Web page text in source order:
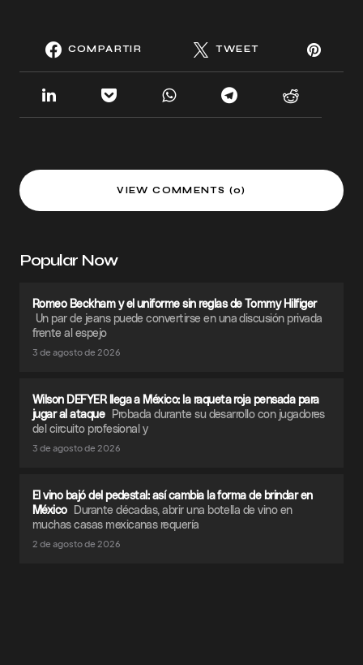
COMPARTIR TWEET
VIEW COMMENTS (0)
Popular Now
Romeo Beckham y el uniforme sin reglas de Tommy Hilfiger
Un par de jeans puede convertirse en una discusión privada
frente al espejo
3 de agosto de 2026
Wilson DEFYER llega a México: la raqueta roja pensada para
jugar al ataque Probada durante su desarrollo con jugadores
del circuito profesional y
3 de agosto de 2026
El vino bajó del pedestal: así cambia la forma de brindar en
México Durante décadas, abrir una botella de vino en
muchas casas mexicanas requería
2 de agosto de 2026